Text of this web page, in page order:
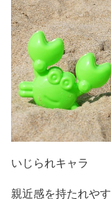
いじられキャラ
親近感を持たれや